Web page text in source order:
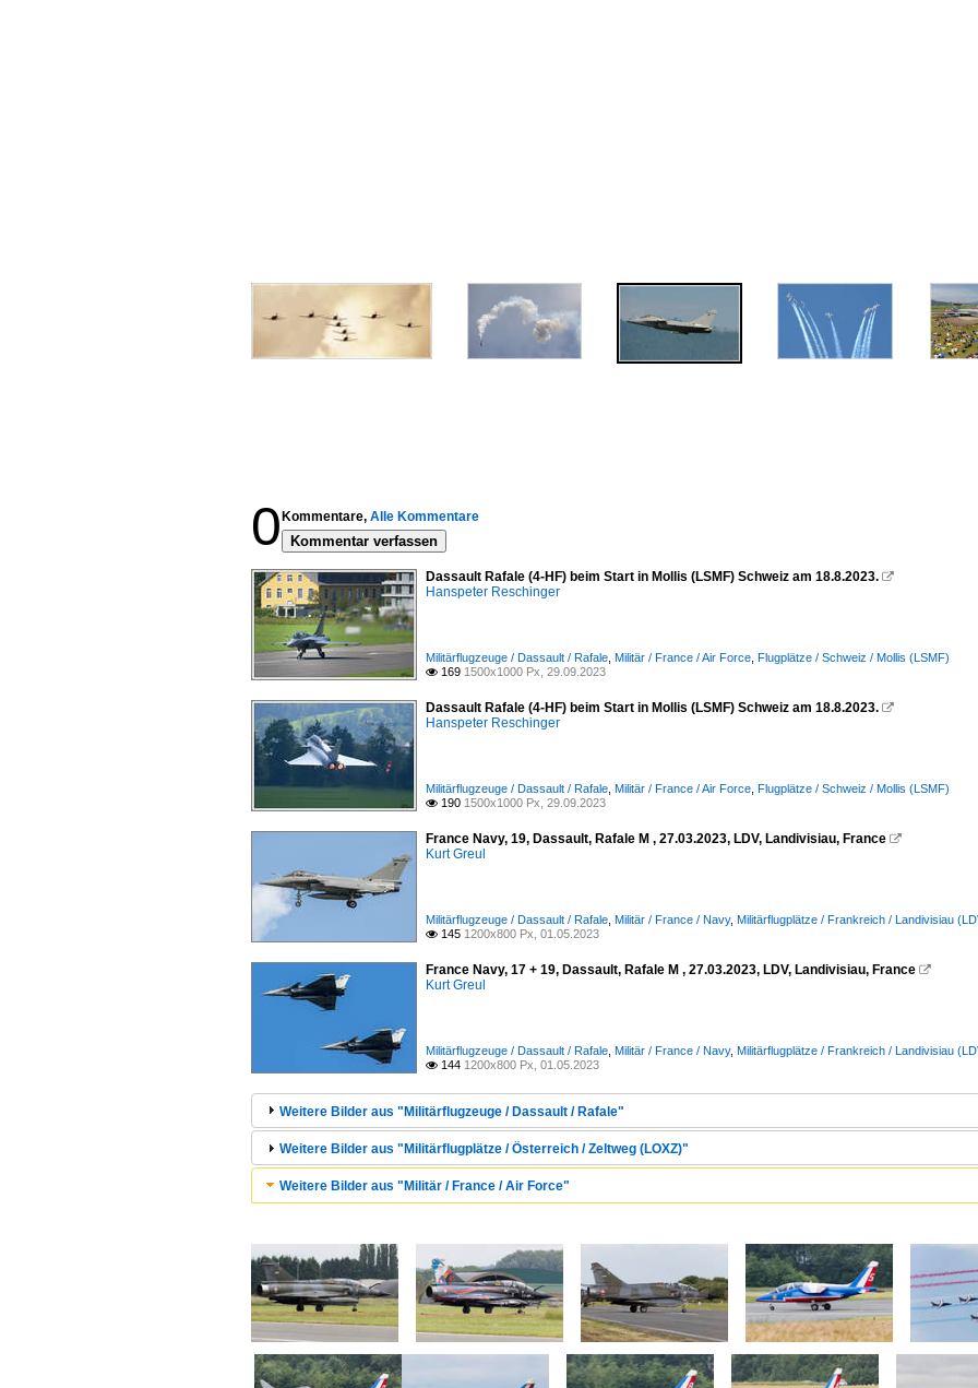
0 Kommentare, Alle Kommentare
Kommentar verfassen
Dassault Rafale (4-HF) beim Start in Mollis (LSMF) Schweiz am 18.8.2023. 
Hanspeter Reschinger
Militärflugzeuge / Dassault / Rafale Militär / France / Air Force Flugplätze / Schweiz / Mollis (LSMF)
 169 1500x1000 Px, 29.09.2023
Dassault Rafale (4-HF) beim Start in Mollis (LSMF) Schweiz am 18.8.2023. 
Hanspeter Reschinger
Militärflugzeuge / Dassault / Rafale Militär / France / Air Force Flugplätze / Schweiz / Mollis (LSMF)
 190 1500x1000 Px, 29.09.2023
France Navy, 19, Dassault, Rafale M , 27.03.2023, LDV, Landivisiau, France 
Kurt Greul
Militärflugzeuge / Dassault / Rafale Militär / France / Navy, Militärflugplätze / Frankreich / Landivisiau
 145 1200x800 Px, 01.05.2023
France Navy, 17 + 19, Dassault, Rafale M , 27.03.2023, LDV, Landivisiau, France 
Kurt Greul
Militärflugzeuge / Dassault / Rafale Militär / France / Navy, Militärflugplätze / Frankreich / Landivisiau
 144 1200x800 Px, 01.05.2023
Weitere Bilder aus "Militärflugzeuge / Dassault / Rafale"
Weitere Bilder aus "Militärflugplätze / Österreich / Zeltweg (LOXZ)"
Weitere Bilder aus "Militär / France / Air Force"